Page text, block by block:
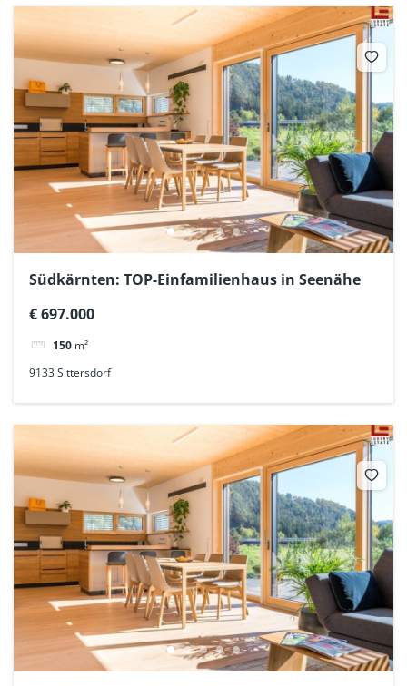
Südkärnten: TOP-Einfamilienhaus in Seenähe
€ 697.000
150 m²
9133 Sittersdorf